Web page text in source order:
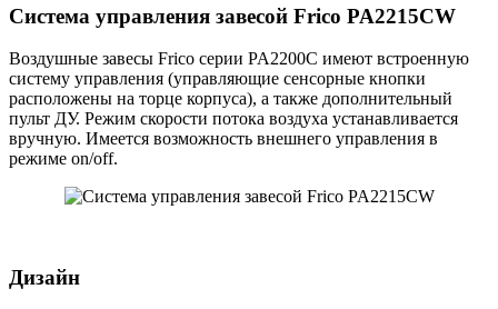
Система управления завесой Frico PA2215CW
Воздушные завесы Frico серии PA2200C имеют встроенную
систему управления (управляющие сенсорные кнопки
расположены на торце корпуса), а также дополнительный
пульт ДУ. Режим скорости потока воздуха устанавливается
вручную. Имеется возможность внешнего управления в
режиме on/off.
Дизайн